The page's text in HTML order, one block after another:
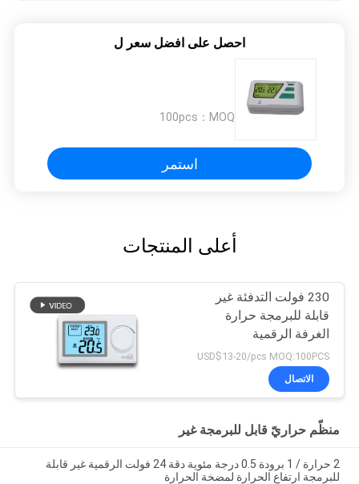
احصل على افضل سعر ل
MOQ：
100pcs
استمر
أعلى المنتجات
230 فولت التدفئة غير
قابلة للبرمجة حرارة
الغرفة الرقمية
USD$13-20/pcs MOQ:100PCS
الاتصال
منظّم حراريّ قابل للبرمجة غير
2 حرارة / 1 برودة 0.5 درجة مئوية دقة 24 فولت الرقمية غير قابلة
للبرمجة ارتفاع الحرارة لمضخة الحرارة